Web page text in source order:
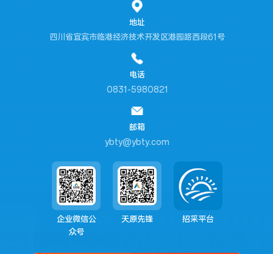
地址
四川省宜宾市临港经济技术开发区港园路西段61号
电话
0831-5980821
邮箱
ybty@ybty.com
企业微信公
众号
天原先锋 招采平台